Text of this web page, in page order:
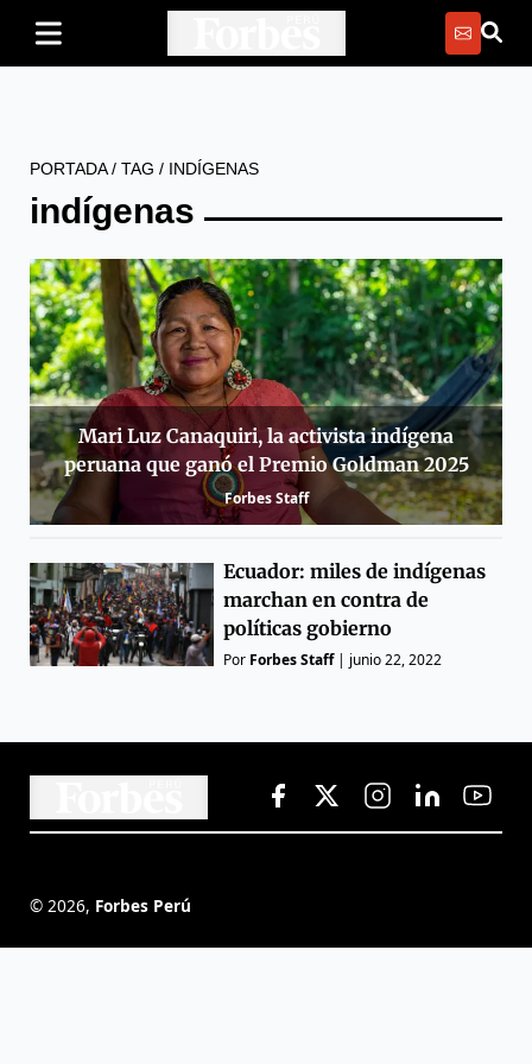
PORTADA/ TAG / INDÍGENAS
indígenas
Mari Luz Canaquiri, la activista indígena
peruana que ganó el Premio Goldman 2025
Forbes Staff
Ecuador: miles de indígenas
marchan en contra de
políticas gobierno
Por Forbes Staff| junio 22, 2022
© 2026, Forbes Perú